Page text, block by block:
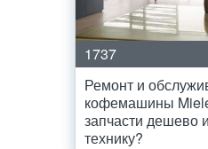
1737
Ремонт и
кофемашины
запчасти дешево
технику?